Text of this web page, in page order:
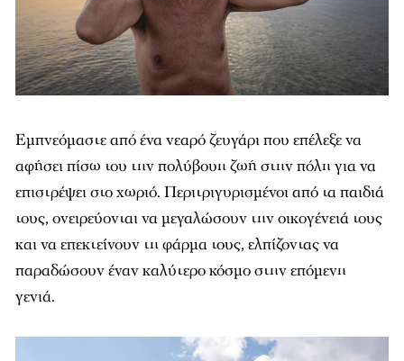
Εμπνεόμαστε από ένα νεαρό ζευγάρι που επέλεξε να
αφήσει πίσω του την πολύβουη ζωή στην πόλη για να
επιστρέψει στο χωριό. Περιτριγυρισμένοι από τα παιδιά
τους, ονειρεύονται να μεγαλώσουν την οικογένειά τους
και να επεκτείνουν τη φάρμα τους, ελπίζοντας να
παραδώσουν έναν καλύτερο κόσμο στην επόμενη
γενιά.